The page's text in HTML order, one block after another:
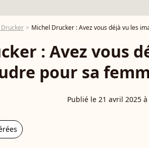
Michel Drucker : Avez vous déjà vu les
: Avez vous
pour sa
Publié le 21 avril 2025 à